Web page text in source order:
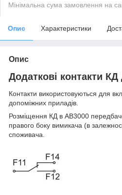
Мінімальна сума замовлення на
Опис Характеристики
Опис
Додаткові контакти
Контакти використовуються для
допоміжних приладів.
Розміщення КД в АВ3000
правого боку вимикача (в
споживача.